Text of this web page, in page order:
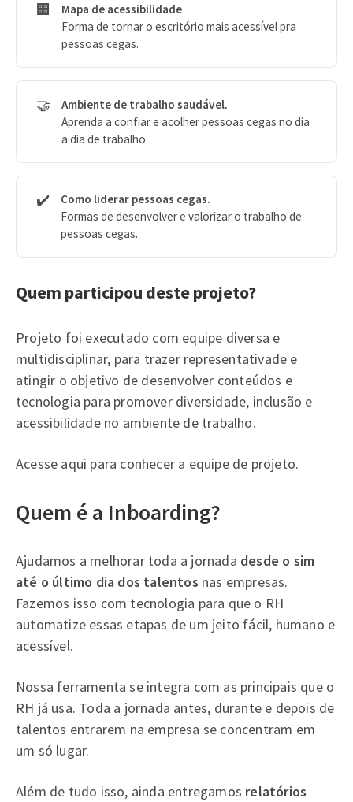
🏢
Mapa de acessibilidade
Forma de tornar o escritório mais acessível pra
pessoas cegas.
🤝
Ambiente de trabalho saudável.
Aprenda a confiar e acolher pessoas cegas no dia
a dia de trabalho.
✔️
Como liderar pessoas cegas.
Formas de desenvolver e valorizar o trabalho de
pessoas cegas.
Quem participou deste projeto?
Projeto foi executado com equipe diversa e
multidisciplinar, para trazer representativade e
atingir o objetivo de desenvolver conteúdos e
tecnologia para promover diversidade, inclusão e
acessibilidade no ambiente de trabalho.
Acesse aqui para conhecer a equipe de projeto.
Quem é a Inboarding?
Ajudamos a melhorar toda a jornada desde o sim
até o último dia dos talentos nas empresas.
Fazemos isso com tecnologia para que o RH
automatize essas etapas de um jeito fácil, humano e
acessível.
Nossa ferramenta se integra com as principais que o
RH já usa. Toda a jornada antes, durante e depois de
talentos entrarem na empresa se concentram em
um só lugar.
Além de tudo isso, ainda entregamos relatórios